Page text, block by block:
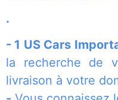
.
- 1 US Cars
la recherche de
livraison à votre